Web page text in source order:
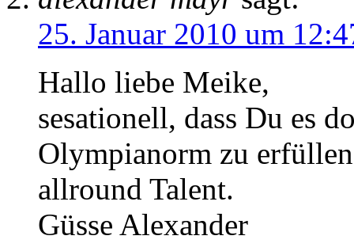
25. Januar 2010 um
Hallo liebe Meike,
sesationell, dass Du es
Olympianorm zu
allround Talent.
Güsse Alexander